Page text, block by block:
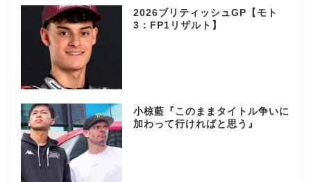
2026ブリティッシュGP【モト
3：FP1リザルト】
小椋藍『このままタイトル争いに
加わって行ければと思う』